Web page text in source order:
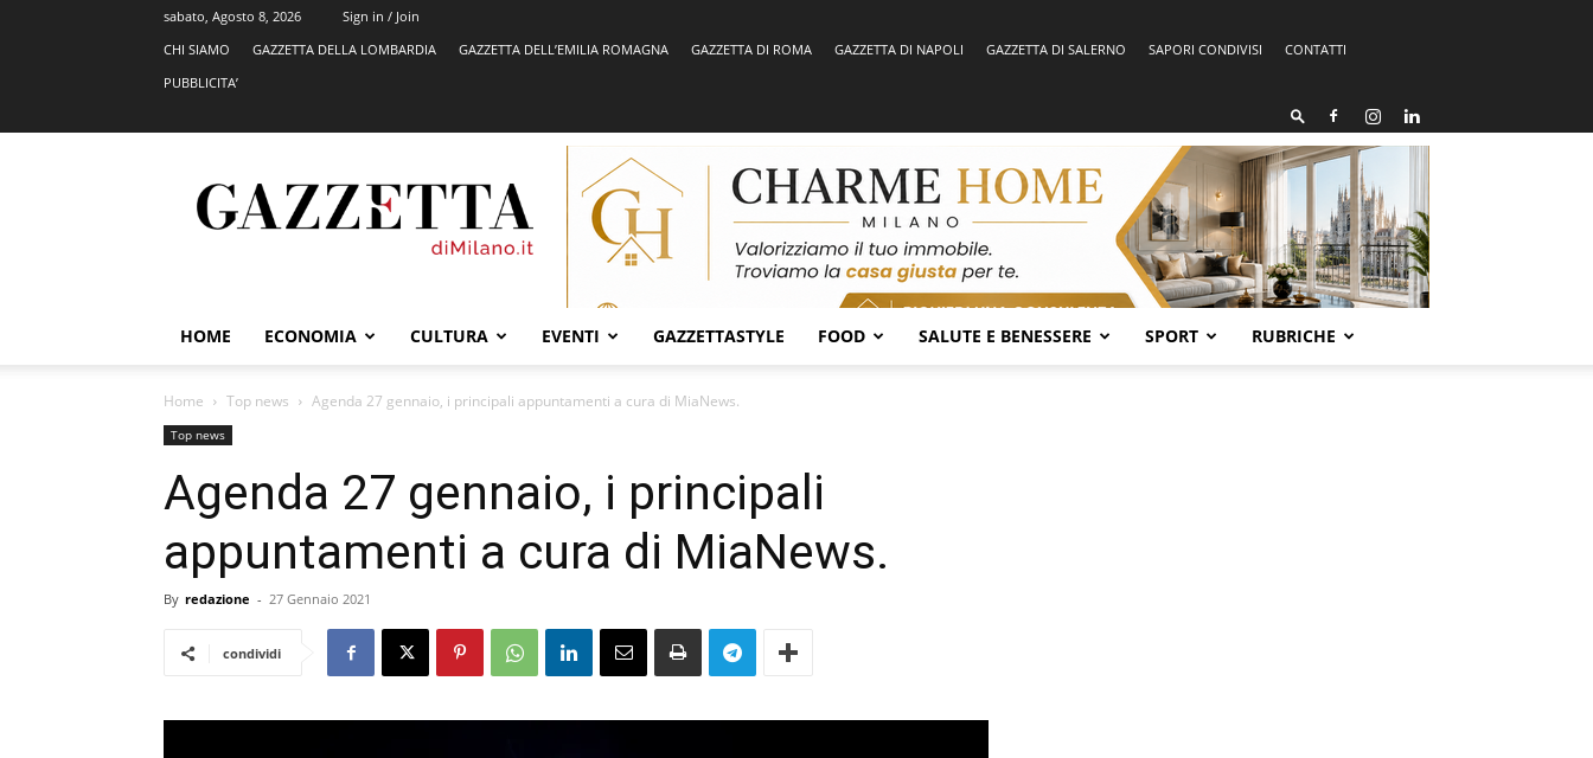
sabato, Agosto 8, 2026
Sign in / Join
CHI SIAMO
GAZZETTA DELLA LOMBARDIA GAZZETTA DELL’EMILIA ROMAGNA GAZZETTA DI ROMA GAZZETTA DI NAPOLI GAZZETTA DI SALERNO SAPORI CONDIVISI
CONTATTI
PUBBLICITA’
HOME ECONOMIA CULTURA EVENTI GAZZETTASTYLE FOOD SALUTE E BENESSERE SPORT RUBRICHE
Home Top news Agenda 27 gennaio, i principali appuntamenti a cura di MiaNews.
Top news
Agenda 27 gennaio, i principali
appuntamenti a cura di MiaNews.
By redazione - 27 Gennaio 2021
condividi